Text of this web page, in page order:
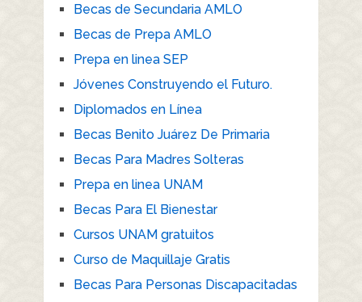
Becas de Secundaria AMLO
Becas de Prepa AMLO
Prepa en linea SEP
Jóvenes Construyendo el Futuro.
Diplomados en Línea
Becas Benito Juárez De Primaria
Becas Para Madres Solteras
Prepa en linea UNAM
Becas Para El Bienestar
Cursos UNAM gratuitos
Curso de Maquillaje Gratis
Becas Para Personas Discapacitadas